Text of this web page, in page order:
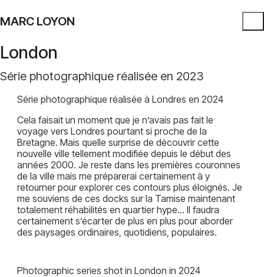
MARC LOYON
London
Série photographique réalisée en 2023
Série photographique réalisée à Londres en 2024
Cela faisait un moment que je n’avais pas fait le
voyage vers Londres pourtant si proche de la
Bretagne. Mais quelle surprise de découvrir cette
nouvelle ville tellement modifiée depuis le début des
années 2000. Je reste dans les premières couronnes
de la ville mais me préparerai certainement à y
retourner pour explorer ces contours plus éloignés. Je
me souviens de ces docks sur la Tamise maintenant
totalement réhabilités en quartier hype… Il faudra
certainement s’écarter de plus en plus pour aborder
des paysages ordinaires, quotidiens, populaires.
Photographic series shot in London in 2024